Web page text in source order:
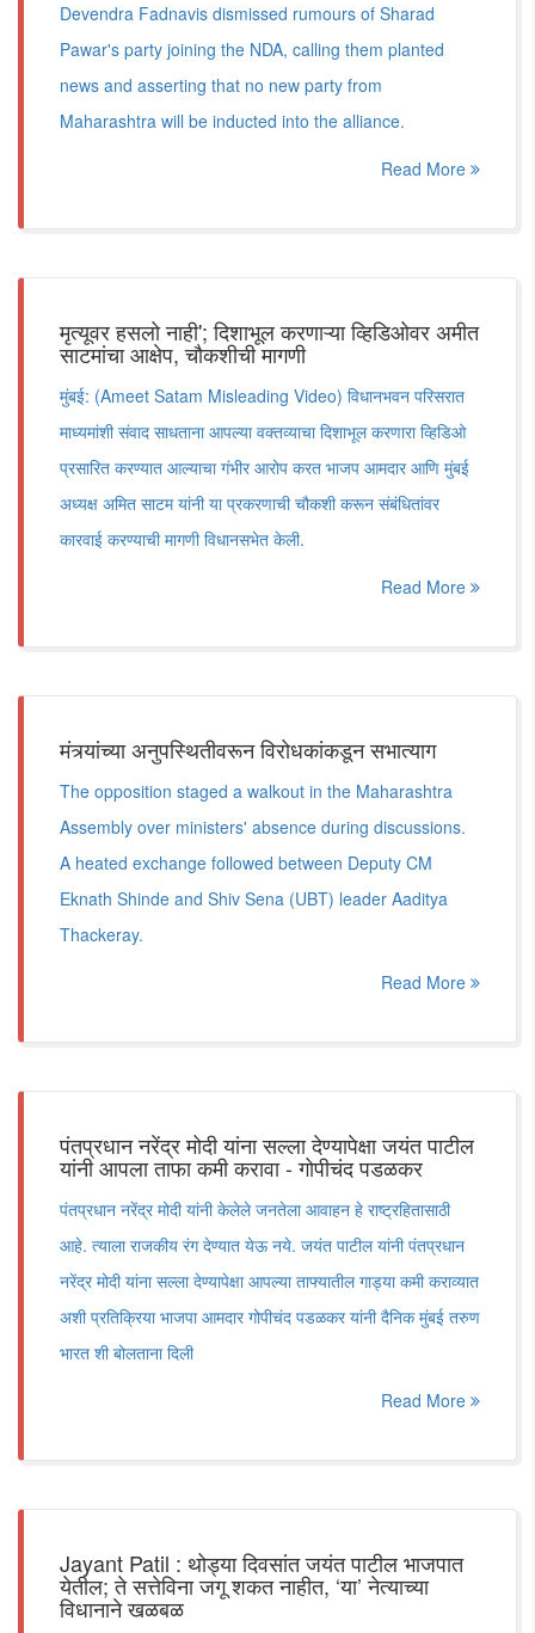
Devendra Fadnavis dismissed rumours of Sharad
Pawar's party joining the NDA, calling them planted
news and asserting that no new party from
Maharashtra will be inducted into the alliance.
Read More
मृत्यूवर हसलो नाही'; दिशाभूल करणाऱ्या व्हिडिओवर अमीत
साटमांचा आक्षेप, चौकशीची मागणी
मुंबई: (Ameet Satam Misleading Video) विधानभवन परिसरात
माध्यमांशी संवाद साधताना आपल्या वक्तव्याचा दिशाभूल करणारा व्हिडिओ
प्रसारित करण्यात आल्याचा गंभीर आरोप करत भाजप आमदार आणि मुंबई
अध्यक्ष अमित साटम यांनी या प्रकरणाची चौकशी करून संबंधितांवर
कारवाई करण्याची मागणी विधानसभेत केली.
Read More
मंत्र्यांच्या अनुपस्थितीवरून विरोधकांकडून सभात्याग
The opposition staged a walkout in the Maharashtra
Assembly over ministers' absence during discussions.
A heated exchange followed between Deputy CM
Eknath Shinde and Shiv Sena (UBT) leader Aaditya
Thackeray.
Read More
पंतप्रधान नरेंद्र मोदी यांना सल्ला देण्यापेक्षा जयंत पाटील
यांनी आपला ताफा कमी करावा - गोपीचंद पडळकर
पंतप्रधान नरेंद्र मोदी यांनी केलेले जनतेला आवाहन हे राष्ट्रहितासाठी
आहे. त्याला राजकीय रंग देण्यात येऊ नये. जयंत पाटील यांनी पंतप्रधान
नरेंद्र मोदी यांना सल्ला देण्यापेक्षा आपल्या ताफ्यातील गाड्या कमी कराव्यात
अशी प्रतिक्रिया भाजपा आमदार गोपीचंद पडळकर यांनी दैनिक मुंबई तरुण
भारत शी बोलताना दिली
Read More
Jayant Patil : थोड्या दिवसांत जयंत पाटील भाजपात
येतील; ते सत्तेविना जगू शकत नाहीत, ‘या’ नेत्याच्या
विधानाने खळबळ